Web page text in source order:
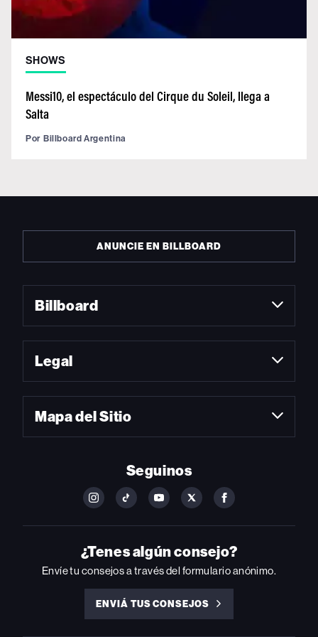
SHOWS
Messi10, el espectáculo del Cirque du Soleil, llega a
Salta
Por Billboard Argentina
ANUNCIE EN BILLBOARD
Billboard
Legal
Mapa del Sitio
Seguinos
FOLLOW
ON
INSTAGRAM
FOLLOW
ON
YOUTUBE
FOLLOW
ON
YOUTUBE
FOLLOW
ON
FOLLOW
ON
FACEBOOK
¿Tenes algún consejo?
Envíe tu consejos a través del formulario anónimo.
ENVIÁ TUS CONSEJOS
ENVIÁ